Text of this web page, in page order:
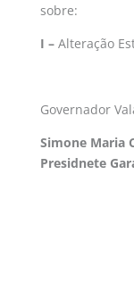
sobre:
I –Alteração
Governador
Simone Maria
Presidnete